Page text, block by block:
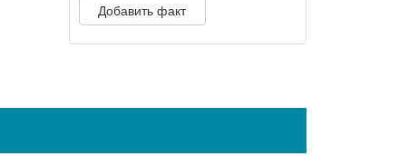
Добавить факт